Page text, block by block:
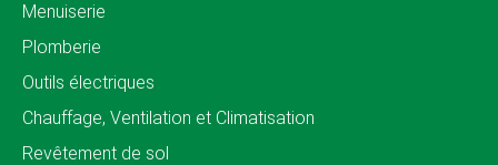
Menuiserie
Plomberie
Outils électriques
Chauffage, Ventilation et Climatisation
Revêtement de sol